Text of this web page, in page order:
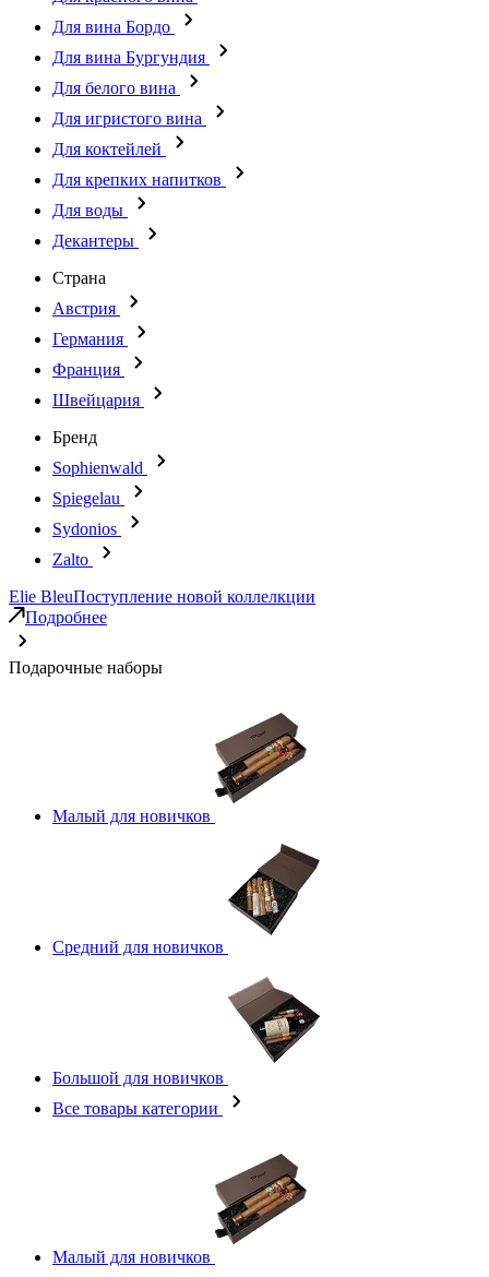
Для вина Бордо
Для вина Бургундия
Для белого вина
Для игристого вина
Для коктейлей
Для крепких напитков
Для воды
Декантеры
Страна
Австрия
Германия
Франция
Швейцария
Бренд
Sophienwald
Spiegelau
Sydonios
Zalto
Elie BleuПоступление новой коллелкции
Подробнее
Подарочные наборы
Малый для новичков
Средний для новичков
Большой для новичков
Все товары категории
Малый для новичков